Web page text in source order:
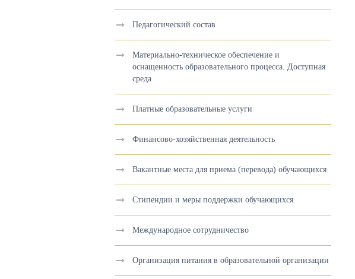
Педагогический состав
Материально-техническое обеспечение и
оснащенность образовательного процесса. Доступная
среда
Платные образовательные услуги
Финансово-хозяйственная деятельность
Вакантные места для приема (перевода) обучающихся
Стипендии и меры поддержки обучающихся
Международное сотрудничество
Организация питания в образовательной организации